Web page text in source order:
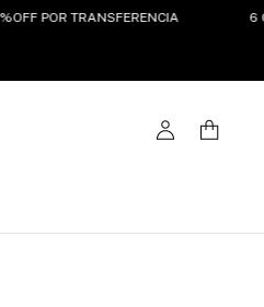
TRANSFERENCIA 6